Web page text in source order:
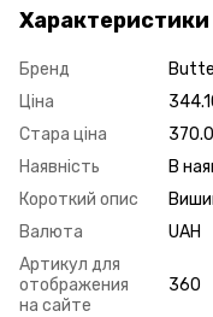
Характеристики
Бренд
Ціна
Стара ціна
Наявність
В
Короткий опис
Валюта
UAH
Артикул для
отображения
на сайте
360